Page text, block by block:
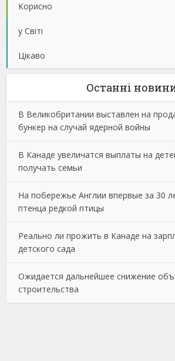
Корисно
у Світі
Цікаво
Останнi
В Великобритании выставлен на
бункер на случай ядерной войны
В Канаде увеличатся выплаты на
получать семьи
На побережье Англии впервые за 30
птенца редкой птицы
Реально ли прожить в Канаде на
детского сада
Ожидается дальнейшее снижение
строительства